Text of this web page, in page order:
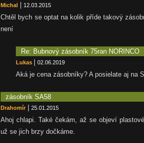
Michal | 12.03.2015
Chtěl bych se optat na kolik příde takový
není
Re: Bubnový zásobník 75ran NORINCO
Lukas 02.06.2019
Aká je cena zásobníky? A posielate aj na
zásobník SA58
Drahomír 25.01.2015
Ahoj chlapi. Také čekám, až se objeví
už se jich brzy dočkáme.